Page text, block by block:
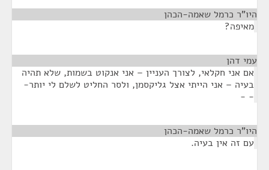
היו"ר כרמל שאמה-הכהן
מאיפה?
עמי דהן
אם אני חקלאי, לצורך העניין – אני אנקוט בשמות, שלא תהיה
בעיה – אני הייתי אצל גליקסמן, ולסר החליט לשלם לי יותר-
- -
היו"ר כרמל שאמה-הכהן
עם זה אין בעיה.